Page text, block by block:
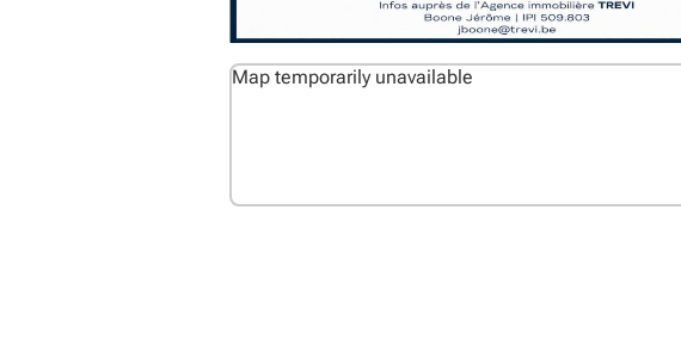
Map temporarily unavailable